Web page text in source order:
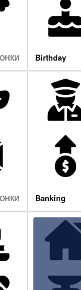
Birthday
Banking